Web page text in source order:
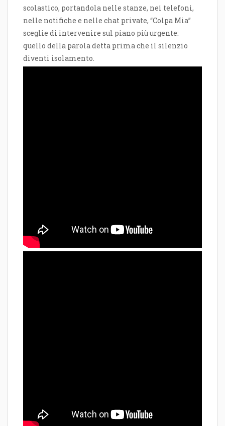
scolastico, portandola nelle stanze, nei telefoni,
nelle notifiche e nelle chat private, “Colpa Mia”
sceglie di intervenire sul piano più urgente:
quello della parola detta prima che il silenzio
diventi isolamento.